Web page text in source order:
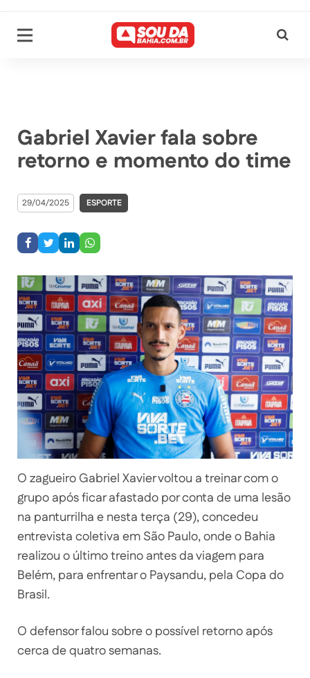
Gabriel Xavier fala sobre
retorno e momento do time
29/04/2025 ESPORTE
O zagueiro Gabriel Xavier voltou a treinar com o
grupo após ficar afastado por conta de uma lesão
na panturrilha e nesta terça (29), concedeu
entrevista coletiva em São Paulo, onde o Bahia
realizou o último treino antes da viagem para
Belém, para enfrentar o Paysandu, pela Copa do
Brasil.
O defensor falou sobre o possível retorno após
cerca de quatro semanas.